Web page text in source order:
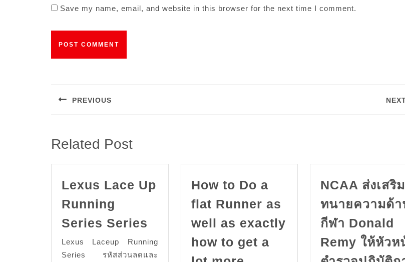
Save my name, email, and website in this browser for the next time I comment.
navigation
PREVIOUS
Related Post
Lexus Lace Up
Running
Series Series
Up
Lexus Laceup Running
Series รหัสส่วนลดและ
How to Do a
flat Runner as
well as exactly
how to get a
NCAA ส่งเสริม
ทนายความด้
กีฬา Donald
Remy ให้หัวห